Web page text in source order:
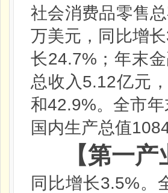
社会消费品零售
万美元，同比增长
长24.7% ；年末
总收入5.12亿元
和42.9%。全市
国内生产总值
【第一
同比增长3.5%。